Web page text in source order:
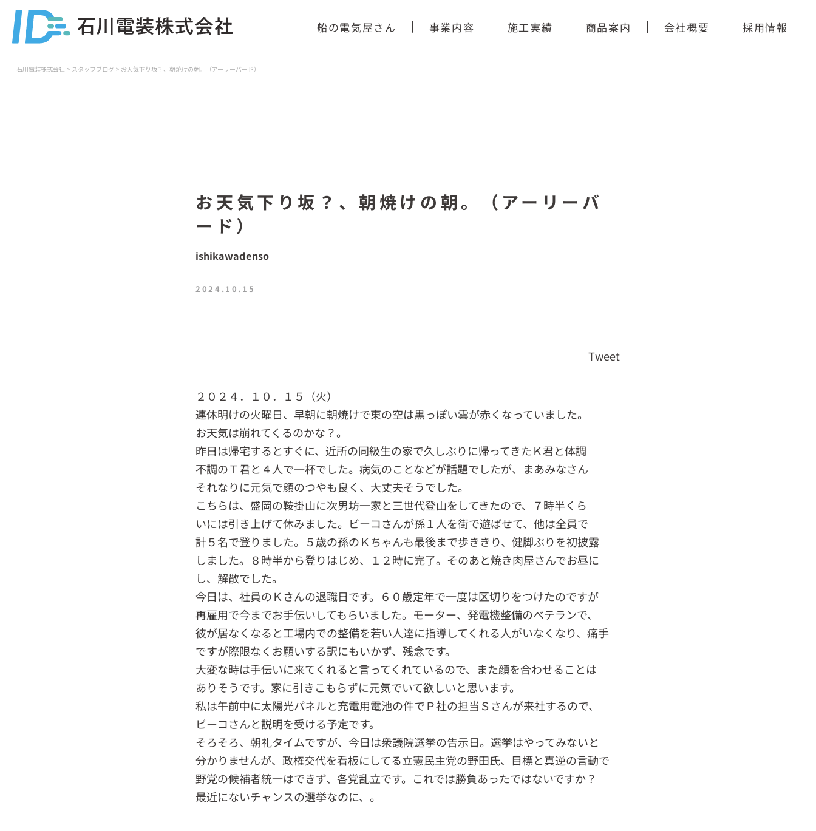
船の電気屋さん 事業内容 施工実績 商品案内 会社概要 採用情報
石川電装株式会社 > スタッフブログ > お天気下り坂？、朝焼けの朝。（アーリーバード）
お天気下り坂？、朝焼けの朝。（アーリーバ
ード）
ishikawadenso
2024.10.15
Tweet
２０２４．１０．１５（火）
連休明けの火曜日、早朝に朝焼けで東の空は黒っぽい雲が赤くなっていました。
お天気は崩れてくるのかな？。
昨日は帰宅するとすぐに、近所の同級生の家で久しぶりに帰ってきたＫ君と体調
不調のＴ君と４人で一杯でした。病気のことなどが話題でしたが、まあみなさん
それなりに元気で顔のつやも良く、大丈夫そうでした。
こちらは、盛岡の鞍掛山に次男坊一家と三世代登山をしてきたので、７時半くら
いには引き上げて休みました。ビーコさんが孫１人を街で遊ばせて、他は全員で
計５名で登りました。５歳の孫のＫちゃんも最後まで歩ききり、健脚ぶりを初披露
しました。８時半から登りはじめ、１２時に完了。そのあと焼き肉屋さんでお昼に
し、解散でした。
今日は、社員のＫさんの退職日です。６０歳定年で一度は区切りをつけたのですが
再雇用で今までお手伝いしてもらいました。モーター、発電機整備のベテランで、
彼が居なくなると工場内での整備を若い人達に指導してくれる人がいなくなり、痛手
ですが際限なくお願いする訳にもいかず、残念です。
大変な時は手伝いに来てくれると言ってくれているので、また顔を合わせることは
ありそうです。家に引きこもらずに元気でいて欲しいと思います。
私は午前中に太陽光パネルと充電用電池の件でＰ社の担当Ｓさんが来社するので、
ビーコさんと説明を受ける予定です。
そろそろ、朝礼タイムですが、今日は衆議院選挙の告示日。選挙はやってみないと
分かりませんが、政権交代を看板にしてる立憲民主党の野田氏、目標と真逆の言動で
野党の候補者統一はできず、各党乱立です。これでは勝負あったではないですか？
最近にないチャンスの選挙なのに、。